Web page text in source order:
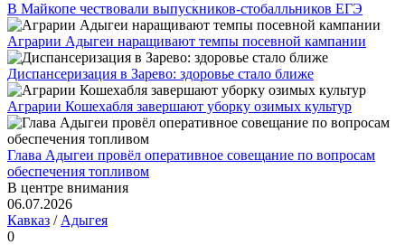
В Майкопе чествовали выпускников-стобалльников ЕГЭ
Аграрии Адыгеи наращивают темпы посевной кампании
Диспансеризация в Зарево: здоровье стало ближе
Аграрии Кошехабля завершают уборку озимых культур
Глава Адыгеи провёл оперативное совещание по вопросам
обеспечения топливом
В центре внимания
06.07.2026
Кавказ / Адыгея
0